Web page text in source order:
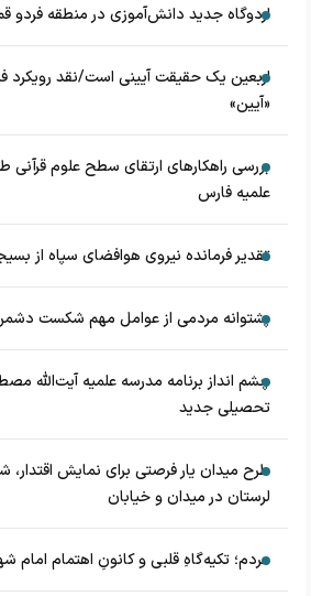
اردوگاه جدید دانش‌آموزی در منطقه فردو
اربعین یک حقیقت آیینی است/نقد رویکرد
«آیین»
بررسی راهکارهای ارتقای سطح علوم قرآنی
علمیه فارس
تقدیر فرمانده نیروی هوافضای سپاه از
پشتوانه مردمی از عوامل مهم شکست
چشم‌ انداز برنامه مدرسه علمیه آیت‌الله
تحصیلی جدید
طرح میدان یار فرصتی برای نمایش
لرستان در میدان و خیابان
مردم؛ تکیه‌گاهِ قلبی و کانونِ اهتمام امام